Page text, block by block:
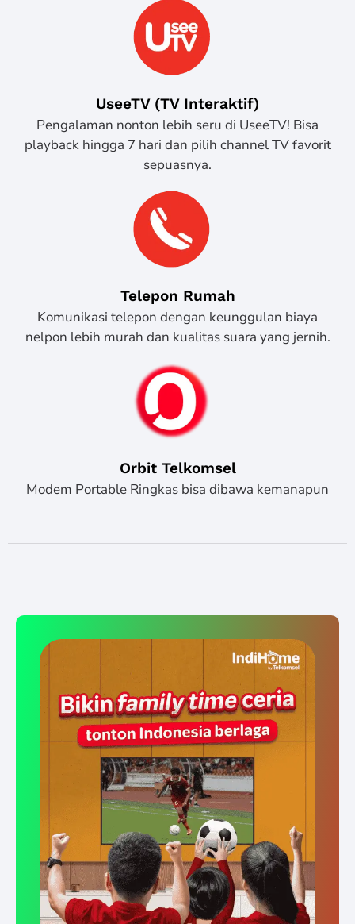
UseeTV (TV Interaktif)
Pengalaman nonton lebih seru di UseeTV! Bisa
playback hingga 7 hari dan pilih channel TV favorit
sepuasnya.
Telepon Rumah
Komunikasi telepon dengan keunggulan biaya
nelpon lebih murah dan kualitas suara yang jernih.
Orbit Telkomsel
Modem Portable Ringkas bisa dibawa kemanapun